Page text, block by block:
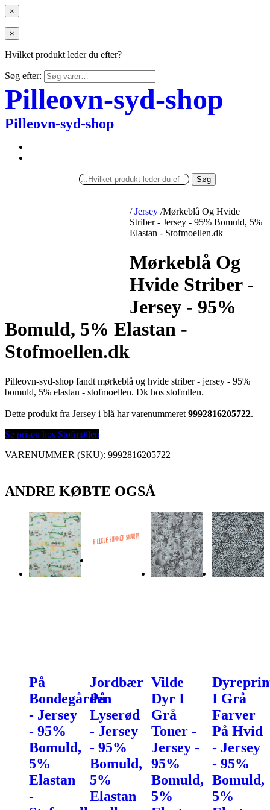
×
×
Hvilket produkt leder du efter?
Søg efter:
Pilleovn-syd-shop
Pilleovn-syd-shop
Søg
/ Jersey /Mørkeblå Og Hvide
Striber - Jersey - 95% Bomuld, 5%
Elastan - Stofmoellen.dk
Mørkeblå Og
Hvide Striber -
Jersey - 95%
Bomuld, 5% Elastan -
Stofmoellen.dk
Pilleovn-syd-shop fandt mørkeblå og hvide striber - jersey - 95%
bomuld, 5% elastan - stofmoellen. Dk hos stofmllen.
Dette produkt fra Jersey i blå har varenummeret 9992816205722.
Se prisen hos Stofmøllen
VARENUMMER (SKU): 9992816205722
ANDRE KØBTE OGSÅ
På
Bondegården
- Jersey
- 95%
Bomuld,
5%
Elastan
-
Jordbær
På
Lyserød
- Jersey
- 95%
Bomuld,
5%
Elastan
Vilde
Dyr I
Grå
Toner -
Jersey -
95%
Bomuld,
5%
I Grå
Farver
På Hvid
- Jersey
- 95%
Bomuld,
5%